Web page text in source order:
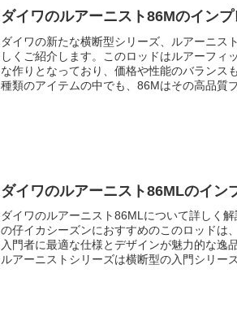
ダイワのルアーニスト86Mのイン
ダイワの新たな横断型シリーズ、ルアーニス
しくご紹介します。このロッドはルアーフィ
な作りとなっており、価格や性能のバランス
種類のアイテムの中でも、86Mはその高品質
ダイワのルアーニスト86MLのイン
ダイワのルアーニスト86MLについて詳しく
の仔イカシーズンにおすすめのこのロッドは
入門者に最適な仕様とデザインが魅力的な逸
ルアーニストシリーズは横断型の入門シリー